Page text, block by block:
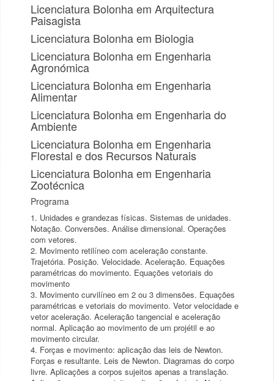
Licenciatura Bolonha em Arquitectura
Paisagista
Licenciatura Bolonha em Biologia
Licenciatura Bolonha em Engenharia
Agronómica
Licenciatura Bolonha em Engenharia
Alimentar
Licenciatura Bolonha em Engenharia do
Ambiente
Licenciatura Bolonha em Engenharia
Florestal e dos Recursos Naturais
Licenciatura Bolonha em Engenharia
Zootécnica
Programa
1. Unidades e grandezas físicas. Sistemas de unidades.
Notação. Conversões. Análise dimensional. Operações
com vetores.
2. Movimento retilíneo com aceleração constante.
Trajetória. Posição. Velocidade. Aceleração. Equações
paramétricas do movimento. Equações vetoriais do
movimento
3. Movimento curvilíneo em 2 ou 3 dimensões. Equações
paramétricas e vetoriais do movimento. Vetor velocidade e
vetor aceleração. Aceleração tangencial e aceleração
normal. Aplicação ao movimento de um projétil e ao
movimento circular.
4. Forças e movimento: aplicação das leis de Newton.
Forças e resultante. Leis de Newton. Diagramas do corpo
livre. Aplicações a corpos sujeitos apenas a translação.